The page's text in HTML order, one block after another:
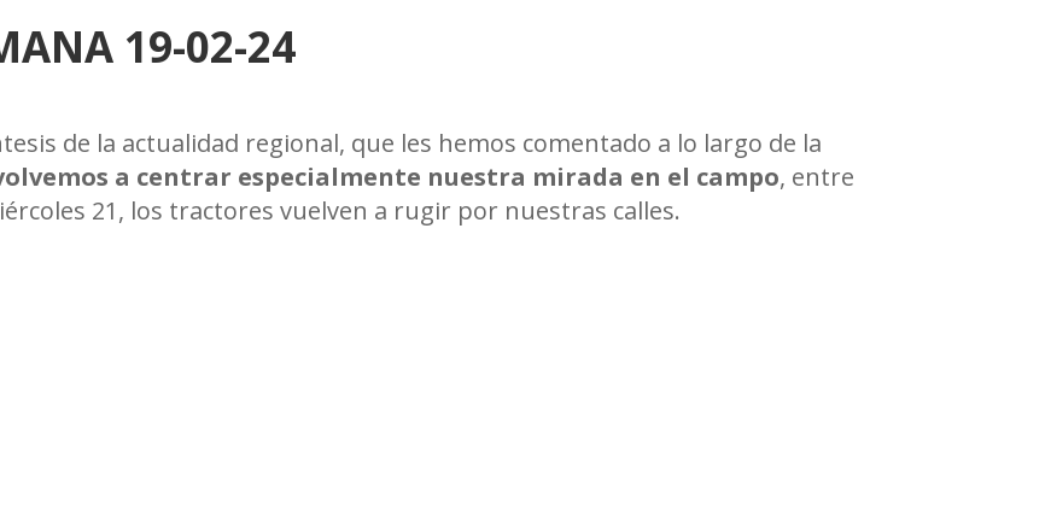
19-02-24
de la actualidad regional, que les hemos comentado a lo largo de la
a centrar especialmente nuestra mirada en el campo, entre
21, los tractores vuelven a rugir por nuestras calles.